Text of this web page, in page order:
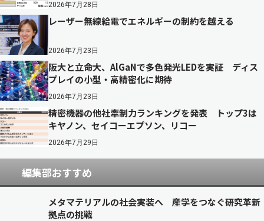
2026年7月28日
レーザー無線給電でエネルギーの制約を越える
2026年7月23日
阪大と立命大、AlGaNで多色発光LEDを実証 ディス
プレイの小型・高精密化に期待
2026年7月23日
精密機器の他社牽制力ランキングを発表 トップ3は
キヤノン、セイコーエプソン、リコー
2026年7月29日
編集部おすすめ
メタマテリアルの社会実装へ 産学をつなぐ研究革新
拠点の挑戦